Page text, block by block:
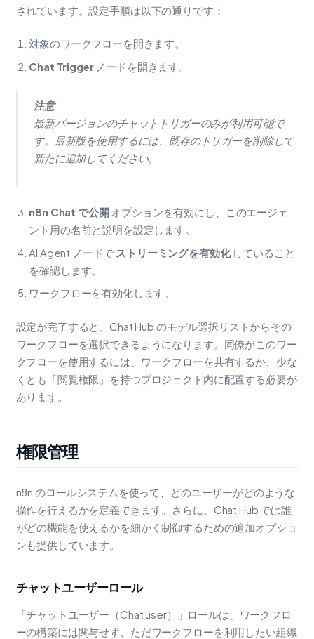
されています。設定手順は以下の通りです：
対象のワークフローを開きます。
Chat Triggerノードを開きます。
注意
最新バージョンのチャットトリガーのみが利用可能で
す。最新版を使用するには、既存のトリガーを削除して
新たに追加してください。
n8n Chat で公開オプションを有効にし、このエージェ
ント用の名前と説明を設定します。
AI Agent ノードで ストリーミングを有効化していること
を確認します。
ワークフローを有効化します。
設定が完了すると、Chat Hub のモデル選択リストからその
ワークフローを選択できるようになります。同僚がこのワー
クフローを使用するには、ワークフローを共有するか、少な
くとも「閲覧権限」を持つプロジェクト内に配置する必要が
あります。
権限管理
n8n のロールシステムを使って、どのユーザーがどのような
操作を行えるかを定義できます。さらに、Chat Hub では誰
がどの機能を使えるかを細かく制御するための追加オプショ
ンも提供しています。
チャットユーザーロール
「チャットユーザー（Chat user）」ロールは、ワークフロ
ーの構築には関与せず、ただワークフローを利用したい組織